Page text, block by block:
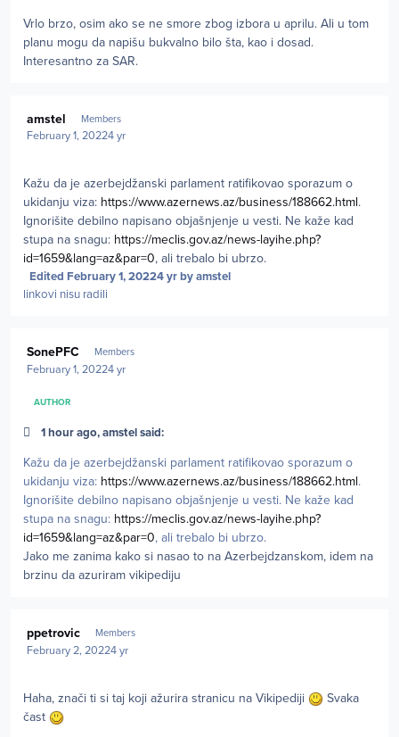
Vrlo brzo, osim ako se ne smore zbog izbora u aprilu. Ali u tom
planu mogu da napišu bukvalno bilo šta, kao i dosad.
Interesantno za SAR.
amstel Members
February 1, 20224 yr
Kažu da je azerbejdžanski parlament ratifikovao sporazum o
ukidanju viza: https://www.azernews.az/business/188662.html.
Ignorišite debilno napisano objašnjenje u vesti. Ne kaže kad
stupa na snagu: https://meclis.gov.az/news-layihe.php?
id=1659&lang=az&par=0, ali trebalo bi ubrzo.
Edited February 1, 20224 yrby amstel
linkovi nisu radili
SonePFC Members
February 1, 20224 yr
AUTHOR
1 hour ago, amstel said:
Kažu da je azerbejdžanski parlament ratifikovao sporazum o
ukidanju viza: https://www.azernews.az/business/188662.html.
Ignorišite debilno napisano objašnjenje u vesti. Ne kaže kad
stupa na snagu: https://meclis.gov.az/news-layihe.php?
id=1659&lang=az&par=0, ali trebalo bi ubrzo.
Jako me zanima kako si nasao to na Azerbejdzanskom, idem na
brzinu da azuriram vikipediju
ppetrovic Members
February 2, 20224 yr
Haha, znači ti si taj koji ažurira stranicu na Vikipediji
Svaka
čast